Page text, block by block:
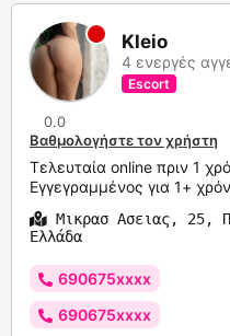
Kleio
4 ενεργές
Escort
0.0
Βαθμολογήστε τον χρήστη
Τελευταία online πριν 1
Εγγεγραμμένος για 1+
Μικρασ Ασειας, 25,
Ελλάδα
690675xxxx
690675xxxx